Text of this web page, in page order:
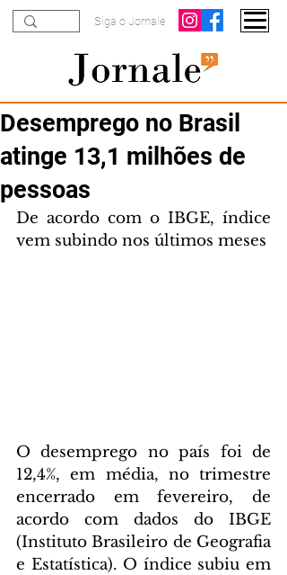
Siga o Jornale
Desemprego no Brasil
atinge 13,1 milhões de
pessoas
De acordo com o IBGE, índice
vem subindo nos últimos meses
O desemprego no país foi de
12,4%, em média, no trimestre
encerrado em fevereiro, de
acordo com dados do IBGE
(Instituto Brasileiro de Geografia
e Estatística). O índice subiu em